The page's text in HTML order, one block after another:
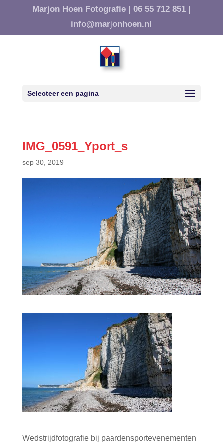
Marjon Hoen Fotografie | 06 55 712 851 |
info@marjonhoen.nl
Selecteer een pagina
IMG_0591_Yport_s
sep 30, 2019
Wedstrijdfotografie bij paardensportevenementen